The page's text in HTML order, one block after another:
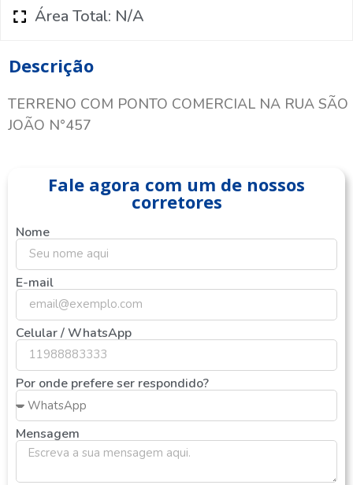
Área Total: N/A
Descrição
TERRENO COM PONTO COMERCIAL NA RUA SÃO
JOÃO N°457
Fale agora com um de nossos
corretores
Nome
E-mail
Celular / WhatsApp
Por onde prefere ser respondido?
Mensagem